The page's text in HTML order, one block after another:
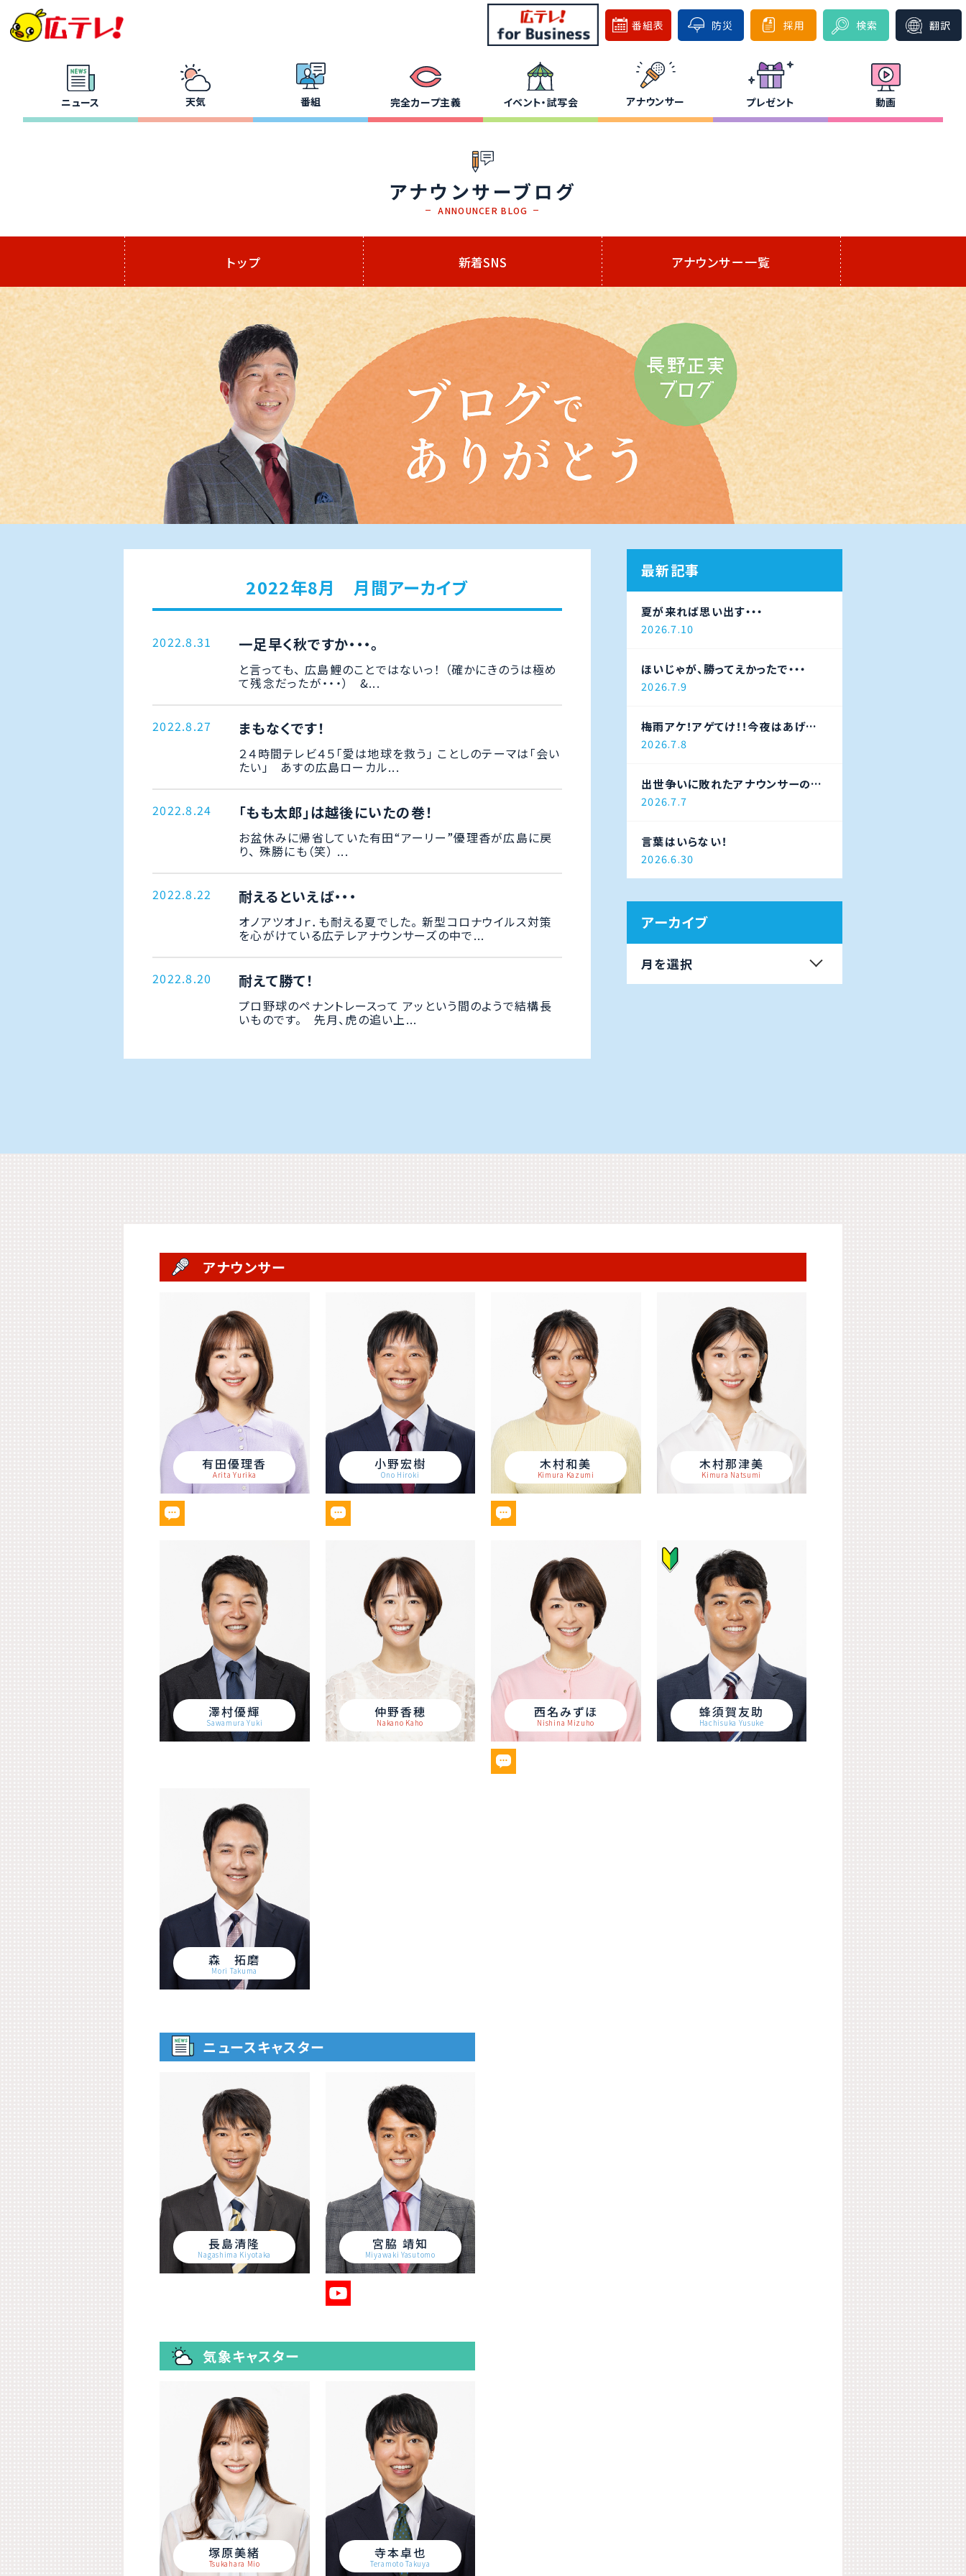
番組表 防災 採用 検索 翻訳
ニュース 天気 番組 完全カープ主義 イベント・試写会 アナウンサー プレゼント 動画
アナウンサーブログ
ANNOUNCER BLOG
トップ 新着SNS アナウンサー一覧
2022年8月 月間アーカイブ
2022.8.31 一足早く秋ですか・・・。
と言っても、 広島鯉のことではないっ！ （確かにきのうは極め
て残念だったが・・・） &...
2022.8.27 まもなくです！
２４時間テレビ４５「愛は地球を救う」 ことしのテーマは「会い
たい」 あすの広島ローカル...
2022.8.24 「もも太郎」は越後にいたの巻！
お盆休みに帰省していた有田“アーリー”優理香が広島に戻
り、 殊勝にも（笑） ...
2022.8.22 耐えるといえば・・・
オノアツオＪｒ．も耐える夏でした。 新型コロナウイルス対策
を心がけている広テレアナウンサーズの中で...
2022.8.20 耐えて勝て！
プロ野球のペナントレースって アッという間のようで結構長
いものです。 先月、虎の追い上...
最新記事
夏が来れば思い出す・・・
2026.7.10
ほいじゃが、勝ってえかったで・・・
2026.7.9
梅雨アケ！アゲてけ！！今夜はあげ太
ナイター！！！
2026.7.8
出世争いに敗れたアナウンサーの末
路
2026.7.7
言葉はいらない！
2026.6.30
アーカイブ
月を選択
アナウンサー
有田優理香
Arita Yurika
小野宏樹
Ono Hiroki
木村和美
Kimura Kazumi
木村那津美
Kimura Natsumi
澤村優輝
Sawamura Yuki
仲野香穂
Nakano Kaho
西名みずほ
Nishina Mizuho
蜂須賀友助
Hachisuka Yusuke
森 拓磨
Mori Takuma
ニュースキャスター
長島清隆
Nagashima Kiyotaka
宮脇 靖知
Miyawaki Yasutomo
気象キャスター
塚原美緒
Tsukahara Mio
寺本卓也
Teramoto Takuya